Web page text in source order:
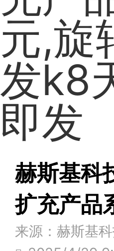
元,旋
发k8
即发
赫斯基科
扩充产品
来源：赫斯基